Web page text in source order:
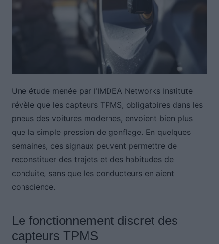
Une étude menée par l’IMDEA Networks Institute
révèle que les capteurs TPMS, obligatoires dans les
pneus des voitures modernes, envoient bien plus
que la simple pression de gonflage. En quelques
semaines, ces signaux peuvent permettre de
reconstituer des trajets et des habitudes de
conduite, sans que les conducteurs en aient
conscience.
Le fonctionnement discret des
capteurs TPMS